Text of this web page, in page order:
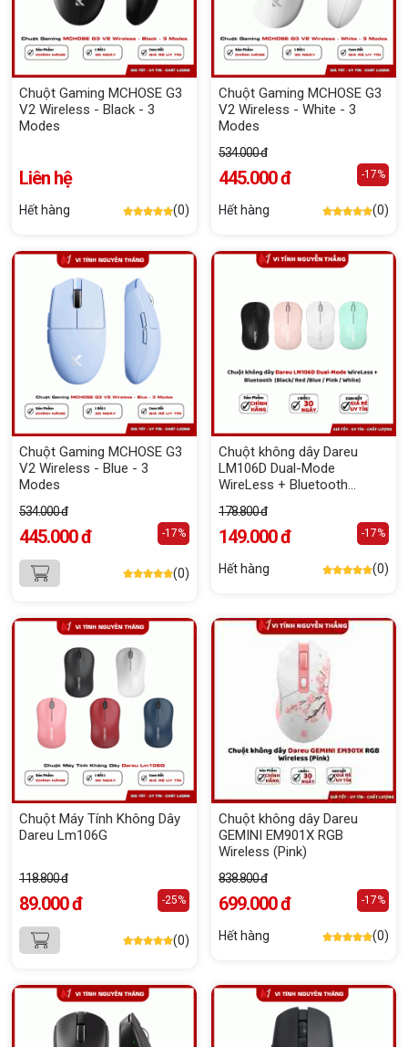
Chuột Gaming MCHOSE G3
V2 Wireless - Black - 3
Modes
Liên hệ
Hết hàng (0)
Chuột Gaming MCHOSE G3
V2 Wireless - White - 3
Modes
534.000 đ
445.000 đ -17%
Hết hàng (0)
Chuột Gaming MCHOSE G3
V2 Wireless - Blue - 3
Modes
534.000 đ
445.000 đ -17%
(0)
Chuột không dây Dareu
LM106D Dual-Mode
WireLess + Bluetooth
White)
178.800 đ
149.000 đ -17%
Hết hàng (0)
Chuột Máy Tính Không Dây
Dareu Lm106G
118.800 đ
89.000 đ -25%
(0)
Chuột không dây Dareu
GEMINI EM901X RGB
Wireless (Pink)
838.800 đ
699.000 đ -17%
Hết hàng (0)